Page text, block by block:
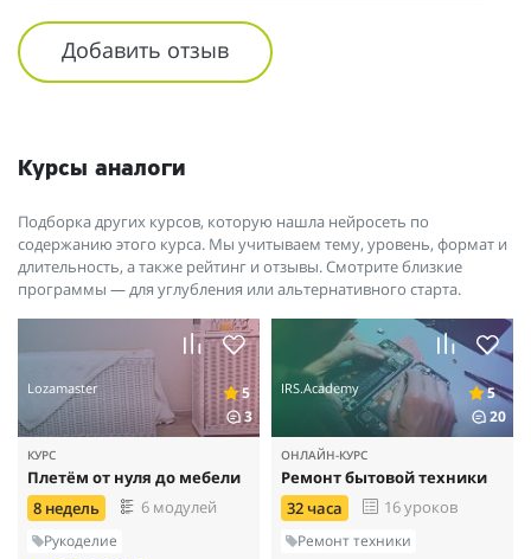
Добавить отзыв
Курсы аналоги
Подборка других курсов, которую нашла нейросеть по
содержанию этого курса. Мы учитываем тему, уровень, формат и
длительность, а также рейтинг и отзывы. Смотрите близкие
программы — для углубления или альтернативного старта.
Lozamaster
5
3
КУРС
Плетём от нуля до мебели
8 недель
6 модулей
Рукоделие
IRS.Academy
5
20
ОНЛАЙН-КУРС
Ремонт бытовой техники
32 часа
16 уроков
Ремонт техники